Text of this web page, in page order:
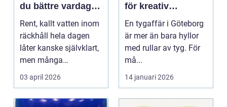
du bättre vardag
med friskt vatten
Rent, kallt vatten inom
räckhåll hela dagen
låter kanske självklart,
men många
arbetsplatser saknar ...
03 april 2026
för kreativ
inredning och
hållbara projekt
En tygaffär i Göteborg
är mer än bara hyllor
med rullar av tyg. För
må...
14 januari 2026